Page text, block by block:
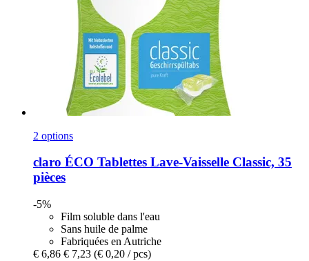
2 options
claro ÉCO Tablettes Lave-​Vaisselle Classic, 35
pièces
-5%
Film soluble dans l'eau
Sans huile de palme
Fabriquées en Autriche
€ 6,86 € 7,23 (€ 0,20 / pcs)